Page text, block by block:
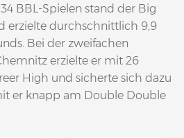
BBL-Spielen stand der Big
erzielte durchschnittlich 9,9
Bei der zweifachen
erzielte er mit 26
High und sicherte sich dazu
er knapp am Double Double